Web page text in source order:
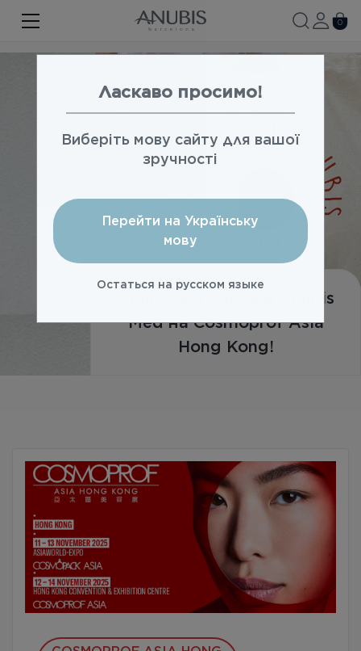
ЛИЦО
ТЕЛО
БРЕНДИРОВАННАЯ ПРОДУКЦИЯ
Новости
0
Anubis Barcelona и Anubis
Med на Cosmoprof Asia
Hong Kong!
Ласкаво просимо!
Виберіть мову сайту для вашої
зручності
Перейти на Українську
мову
Остаться на русском языке